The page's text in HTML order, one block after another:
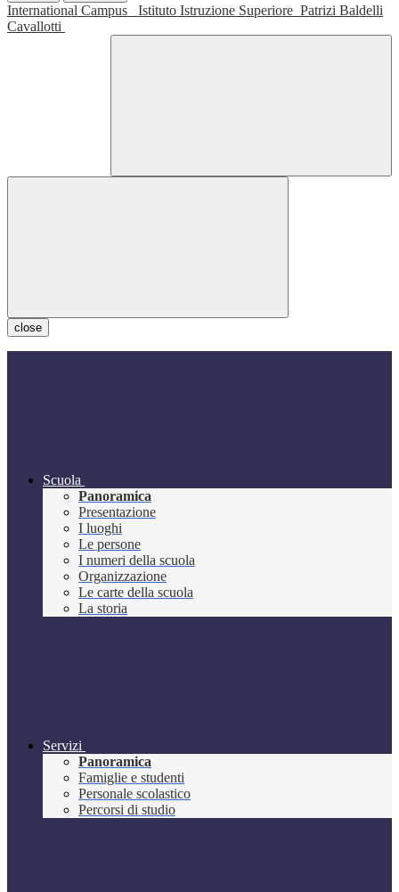
International Campus Istituto Istruzione Superiore Patrizi Baldelli
Cavallotti
close
Scuola
Panoramica
Presentazione
I luoghi
Le persone
I numeri della scuola
Organizzazione
Le carte della scuola
La storia
Servizi
Panoramica
Famiglie e studenti
Personale scolastico
Percorsi di studio